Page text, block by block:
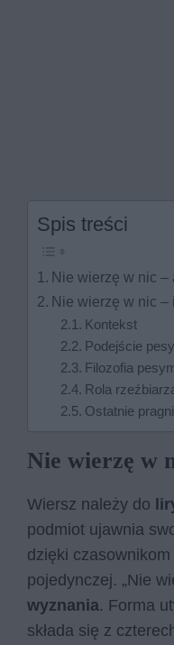
Spis treści
Nie wierzę w nic –
Nie wierzę w nic –
Kontekst
Podejście
Filozofia
Rola
Ostatnie
Nie wierzę w
Wiersz należy do
podmiot ujawnia
dzięki
pojedynczej. „Nie
wyznania. Forma
składa się z